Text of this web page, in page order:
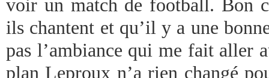
voir un match de football. Bon
ils chantent et qu’il y a une
pas l’ambiance qui me fait aller
plan Leproux n’a rien changé